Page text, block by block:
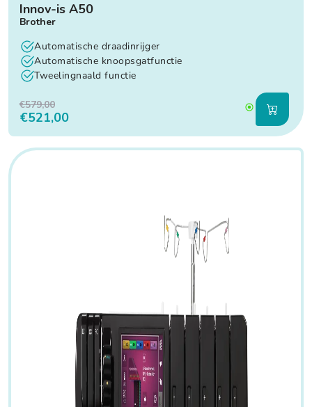
Innov-is A50
Brother
Automatische draadinrijger
Automatische knoopsgatfunctie
Tweelingnaald functie
€579,00
€521,00